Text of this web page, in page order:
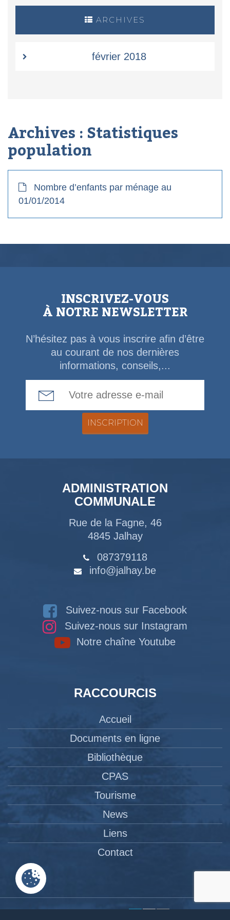
ARCHIVES
février 2018
Archives :Statistiques
population
Nombre d’enfants par ménage au
01/01/2014
INSCRIVEZ-VOUS
À NOTRE NEWSLETTER
N’hésitez pas à vous inscrire afin d’être
au courant de nos dernières
informations, conseils,...
ADMINISTRATION
COMMUNALE
Rue de la Fagne, 46
4845 Jalhay
087379118
info@jalhay.be
Suivez-nous sur Facebook
Suivez-nous sur Instagram
Notre chaîne Youtube
RACCOURCIS
Accueil
Documents en ligne
Bibliothèque
CPAS
Tourisme
News
Liens
Contact